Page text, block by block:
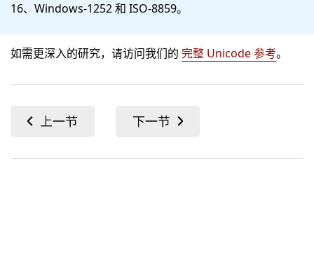
16、Windows-1252 和 ISO-8859。
如需更深入的研究，请访问我们的 完整 Unicode 参考。